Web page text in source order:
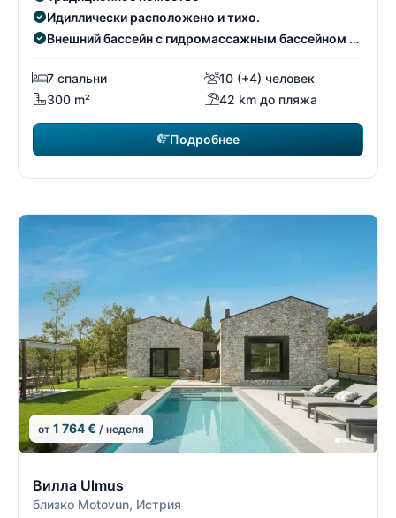
Идиллически расположено и тихо.
Внешний бассейн с гидромассажным бассейном на
7 спальни
10 (+4) человек
300 m²
42 km до пляжа
Подробнее
от 1 764 € / неделя
Вилла Ulmus
близко Motovun, Истрия